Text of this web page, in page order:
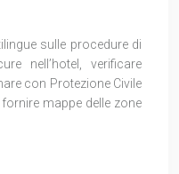
sulle procedure di
nell’hotel, verificare
con Protezione Civile
mappe delle zone